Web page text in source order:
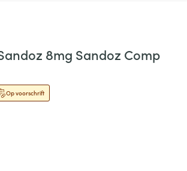
8mg Sandoz Comp
Op voorschrift